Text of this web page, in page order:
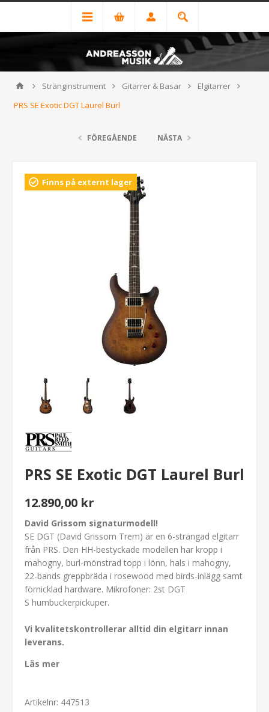
Stränginstrument Gitarrer & Basar
Elgitarrer
PRS SE Exotic DGT Laurel Burl
FÖREGÅENDE NÄSTA
Finns på externt lager
PRS SE Exotic DGT Laurel Burl
12.890,00 kr
David Grissom signaturmodell!
SE DGT (David Grissom Trem) är en 6-strängad elgitarr
från PRS. Den HH-bestyckade modellen har kropp i
mahogny, burl-mönstrad topp i lönn, hals i mahogny,
22-bands greppbräda i rosewood med birds-inlägg samt
förnicklad hardware. Mikrofoner: 2st DGT
S humbuckerpickuper.
Vi kvalitetskontrollerar alltid din elgitarr innan
leverans.
Läs mer
Artikelnr: 447513